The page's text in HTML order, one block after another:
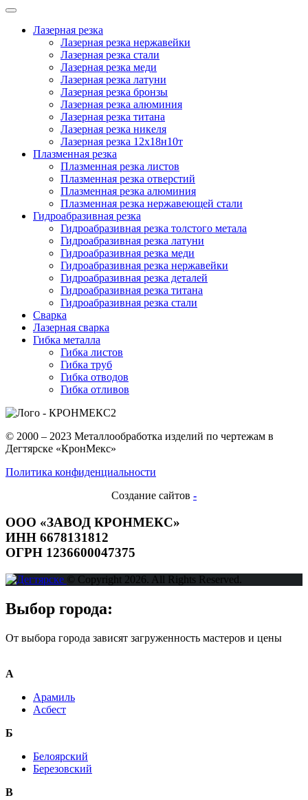
Лазерная резка
Лазерная резка нержавейки
Лазерная резка стали
Лазерная резка меди
Лазерная резка латуни
Лазерная резка бронзы
Лазерная резка алюминия
Лазерная резка титана
Лазерная резка никеля
Лазерная резка 12х18н10т
Плазменная резка
Плазменная резка листов
Плазменная резка отверстий
Плазменная резка алюминия
Плазменная резка нержавеющей стали
Гидроабразивная резка
Гидроабразивная резка толстого метала
Гидроабразивная резка латуни
Гидроабразивная резка меди
Гидроабразивная резка нержавейки
Гидроабразивная резка деталей
Гидроабразивная резка титана
Гидроабразивная резка стали
Сварка
Лазерная сварка
Гибка металла
Гибка листов
Гибка труб
Гибка отводов
Гибка отливов
© 2000 – 2023 Металлообработка изделий по чертежам в
Дегтярске «КронМекс»
Политика конфиденциальности
Создание сайтов -
ООО «ЗАВОД КРОНМЕКС»
ИНН 6678131812
ОГРН 1236600047375
© Copyright 2026. All Rights Reserved.
Выбор города:
От выбора города зависят загруженность мастеров и цены
А
Арамиль
Асбест
Б
Белоярский
Березовский
В